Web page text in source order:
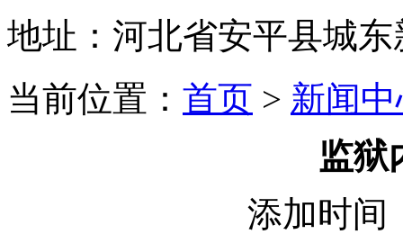
地址：河北省安平县城
当前位置： 首页 > 新闻
监狱
添加时间